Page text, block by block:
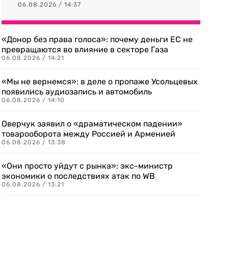
06.08.2026 / 14:37
«Донор без права голоса»: почему деньги ЕС не
превращаются во влияние в секторе Газа
06.08.2026 / 14:21
«Мы не вернемся»: в деле о пропаже Усольцевых
появились аудиозапись и автомобиль
06.08.2026 / 14:10
Оверчук заявил о «драматическом падении»
товарооборота между Россией и Арменией
06.08.2026 / 13:38
«Они просто уйдут с рынка»: экс-министр
экономики о последствиях атак по WB
06.08.2026 / 13:21